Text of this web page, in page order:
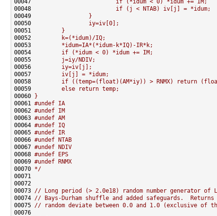
00047
                        if (*idum < 0) *idum += IM;
00048
                        if (j < NTAB) iv[j] = *idum;
00049
                }
00050
                iy=iv[0];
00051
        }
00052
        k=(*idum)/IQ;
00053
        *idum=IA*(*idum-k*IQ)-IR*k;
00054
        if (*idum < 0) *idum += IM;
00055
        j=iy/NDIV;
00056
        iy=iv[j];
00057
        iv[j] = *idum;
00058
if ((temp=(float)(AM*iy)) > RNMX) return
00059
        else return temp;
00060
}
00061 #undef IA
00062 #undef IM
00063 #undef AM
00064 #undef IQ
00065 #undef IR
00066 #undef NTAB
00067 #undef NDIV
00068 #undef EPS
00069 #undef RNMX
00070 */
00073 // Long period (> 2.0e18) random number generator of
00074 // Bays-Durham shuffle and added safeguards.
00075 // random deviate between 0.0 and 1.0 (exclusive of